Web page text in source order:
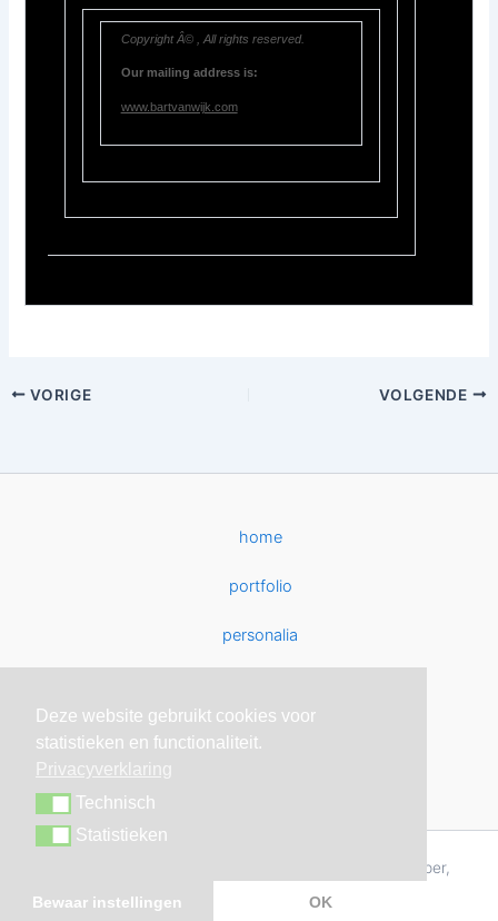
Copyright Â© , All rights reserved.
Our mailing address is:
www.bartvanwijk.com
VORIGE VOLGENDE
home
portfolio
personalia
contact
Copyright © 2026 Interieurarchitect, Interieurontwerper,
Binnenhuisarchitect - Bart van Wijk
Deze website gebruikt cookies voor
statistieken en functionaliteit.
Privacyverklaring
TechnischTechnisch
Statistieken
Statistieken
Bewaar instellingen OK